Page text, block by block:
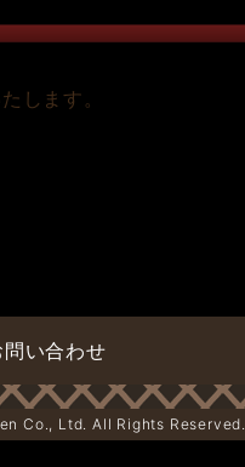
します。
問い合わせ
Co., Ltd. All Rights Reserved.